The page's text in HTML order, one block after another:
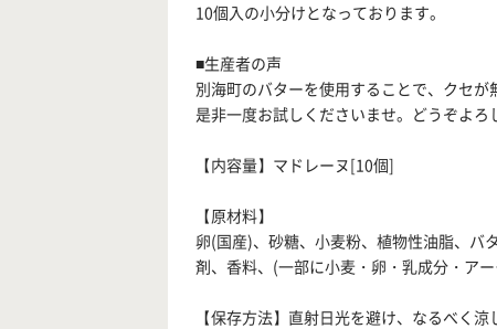
10個入の小分けとなっております。
■生産者の声
別海町のバターを使用することで、クセが
是非一度お試しくださいませ。どうぞよろ
【内容量】マドレーヌ[10個]
【原材料】
卵(国産)、砂糖、小麦粉、植物性油脂、バ
剤、香料、(一部に小麦・卵・乳成分・ア
【保存方法】直射日光を避け、なるべく